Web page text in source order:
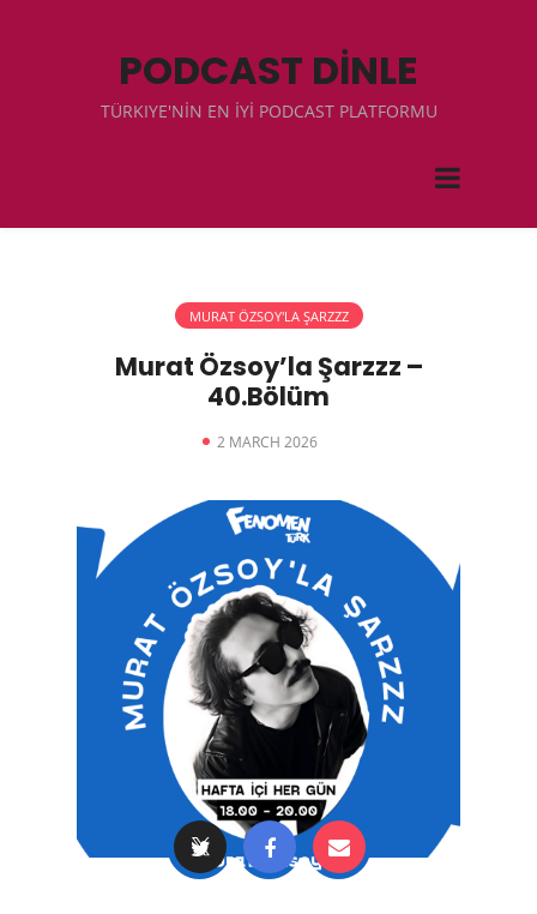
PODCAST DİNLE
TÜRKIYE'NİN EN İYİ PODCAST PLATFORMU
MURAT ÖZSOY'LA ŞARZZZ
Murat Özsoy’la Şarzzz –
40.Bölüm
2 MARCH 2026